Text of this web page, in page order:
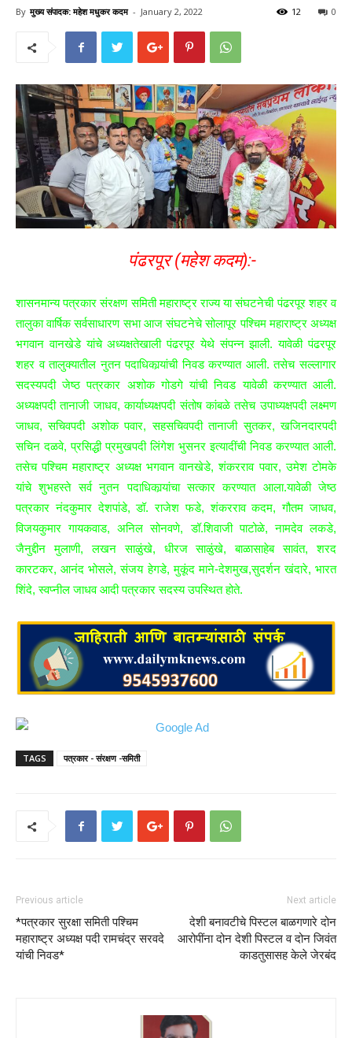
By मुख्य संपादक: महेश मधुकर कदम - January 2, 2022 0
12
पंढरपूर (महेश कदम):-
शासनमान्य पत्रकार संरक्षण समिती महाराष्ट्र राज्य या संघटनेची पंढरपूर शहर व
तालुका वार्षिक सर्वसाधारण सभा आज संघटनेचे सोलापूर पश्‍चिम महाराष्ट्र अध्यक्ष
भगवान वानखेडे यांचे अध्यक्षतेखाली पंढरपूर येथे संपन्न झाली. यावेळी पंढरपूर
शहर व तालुक्यातील नुतन पदाधिकार्‍यांची निवड करण्यात आली. तसेच सल्लागार
सदस्यपदी जेष्ठ पत्रकार अशोक गोडगे यांची निवड यावेळी करण्यात आली.
अध्यक्षपदी तानाजी जाधव, कार्याध्यक्षपदी संतोष कांबळे तसेच उपाध्यक्षपदी लक्ष्मण
जाधव, सचिवपदी अशोक पवार, सहसचिवपदी तानाजी सुतकर, खजिनदारपदी
सचिन दळवे, प्रसिद्धी प्रमुखपदी लिंगेश भुसनर इत्यादींची निवड करण्यात आली.
तसेच पश्‍चिम महाराष्ट्र अध्यक्ष भगवान वानखेडे, शंकरराव पवार, उमेश टोमके
यांचे शुभहस्ते सर्व नुतन पदाधिकार्‍यांचा सत्कार करण्यात आला.यावेळी जेष्ठ
पत्रकार नंदकुमार देशपांडे, डॉ. राजेश फडे, शंकरराव कदम, गौतम जाधव,
विजयकुमार गायकवाड, अनिल सोनवणे, डॉ.शिवाजी पाटोळे, नामदेव लकडे,
जैनुद्दीन मुलाणी, लखन साळुंखे, धीरज साळुंखे, बाळासाहेब सावंत, शरद
कारटकर, आनंद भोसले, संजय हेगडे, मुकूंद माने-देशमुख,सुदर्शन खंदारे, भारत
शिंदे, स्वप्नील जाधव आदी पत्रकार सदस्य उपस्थित होते.
TAGS पत्रकार - संरक्षण -समिती
Previous article
*पत्रकार सुरक्षा समिती पश्चिम
महाराष्ट्र अध्यक्ष पदी रामचंद्र सरवदे
यांची निवड*
Next article
देशी बनावटीचे पिस्टल बाळगणारे दोन
आरोपींना दोन देशी पिस्टल व दोन जिवंत
काडतुसासह केले जेरबंद